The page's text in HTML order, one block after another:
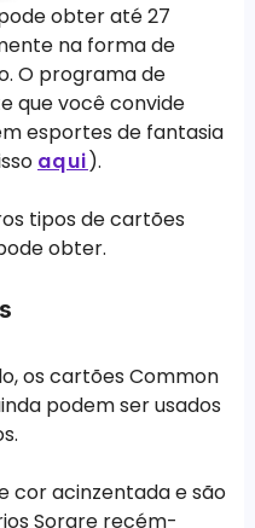
obter até 27
na forma de
O programa de
que você convide
esportes de fantasia
aqui).
tipos de cartões
obter.
os cartões Common
podem ser usados
cor acinzentada e são
Sorare recém-